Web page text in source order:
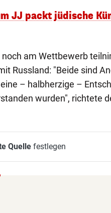
JJ packt jüdische
am Wettbewerb
Russland: "Beide sind
– halbherzige –
wurden", richtete
Quellefestlegen